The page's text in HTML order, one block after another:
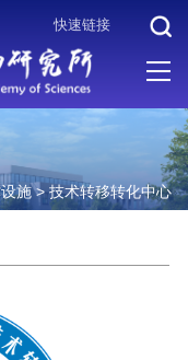
快速链接
施>技术转移转化中心